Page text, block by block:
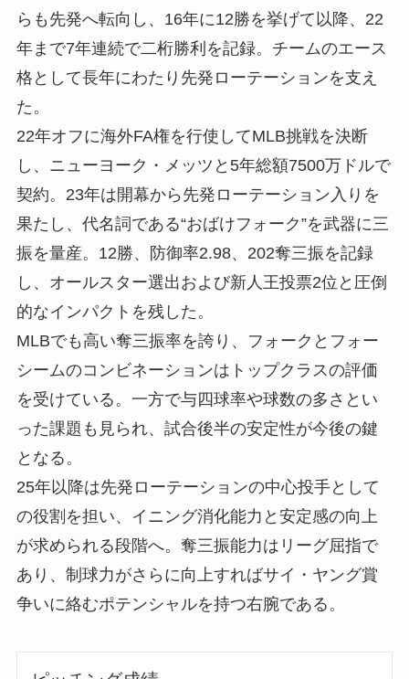
らも先発へ転向し、16年に12勝を挙げて以降、22
年まで7年連続で二桁勝利を記録。チームのエース
格として長年にわたり先発ローテーションを支え
た。
22年オフに海外FA権を行使してMLB挑戦を決断
し、 ニューヨーク・メッツ と5年総額7500万ドルで
契約。23年は開幕から先発ローテーション入りを
果たし、代名詞である“おばけフォーク”を武器に三
振を量産。12勝、防御率2.98、202奪三振を記録
し、オールスター選出および新人王投票2位と圧倒
的なインパクトを残した。
MLBでも高い奪三振率を誇り、フォークとフォー
シームのコンビネーションはトップクラスの評価
を受けている。一方で与四球率や球数の多さとい
った課題も見られ、試合後半の安定性が今後の鍵
となる。
25年以降は先発ローテーションの中心投手として
の役割を担い、イニング消化能力と安定感の向上
が求められる段階へ。奪三振能力はリーグ屈指で
あり、制球力がさらに向上すればサイ・ヤング賞
争いに絡むポテンシャルを持つ右腕である。